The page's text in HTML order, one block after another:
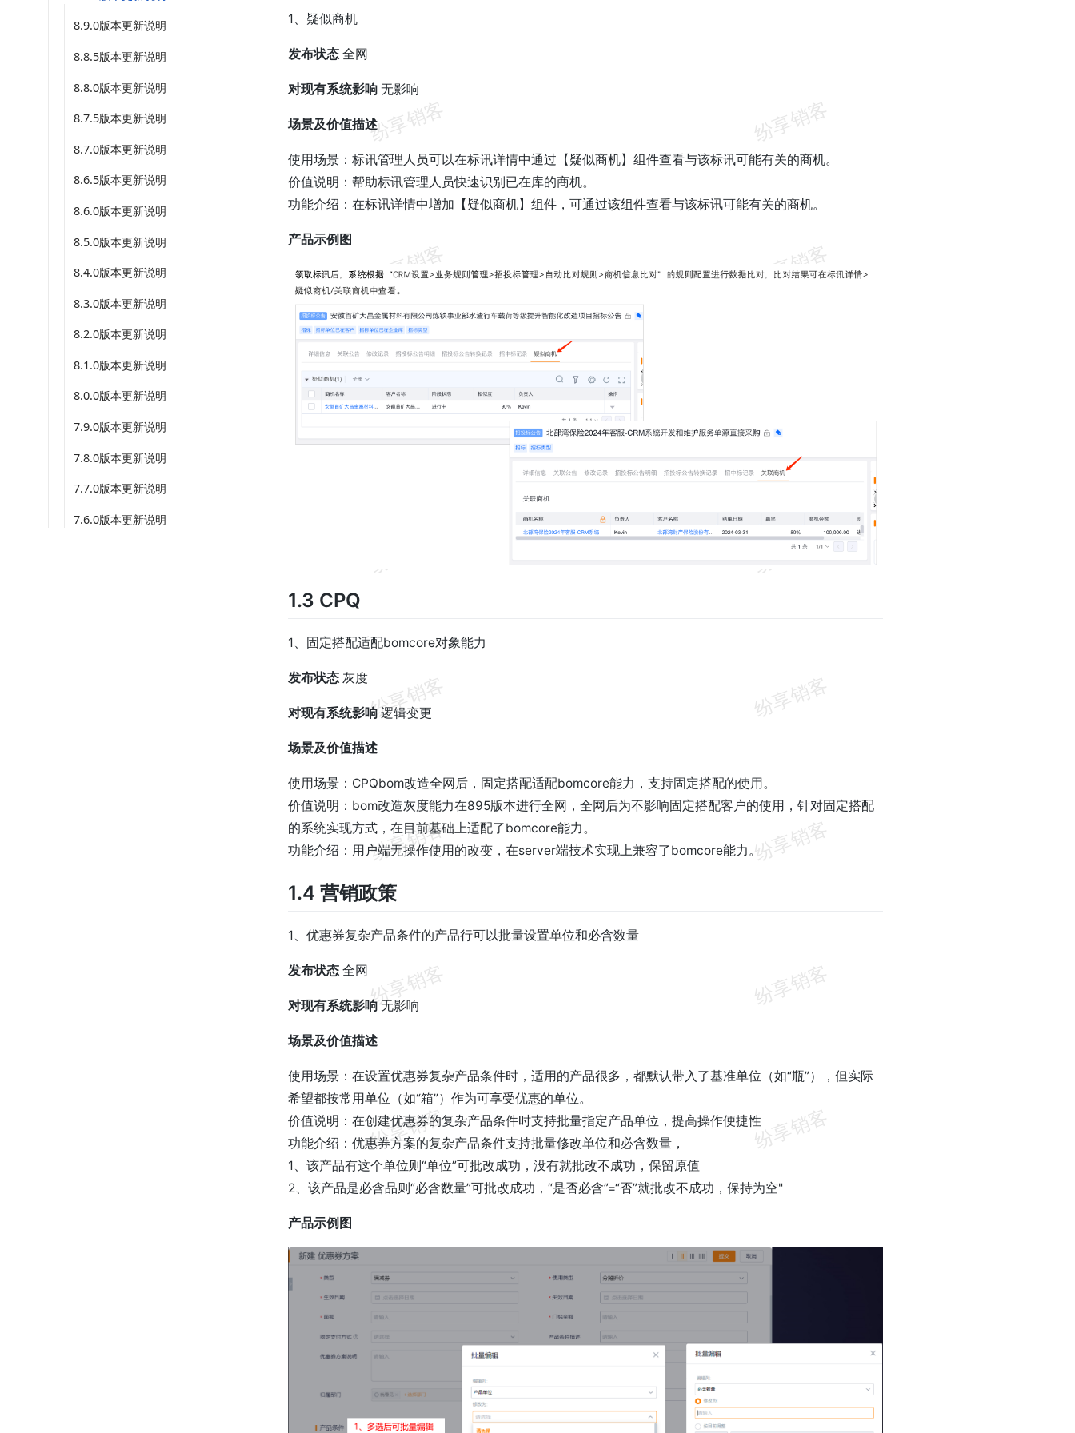
8.9.0版本更新说明
8.8.5版本更新说明
8.8.0版本更新说明
8.7.5版本更新说明
8.7.0版本更新说明
8.6.5版本更新说明
8.6.0版本更新说明
8.5.0版本更新说明
8.4.0版本更新说明
8.3.0版本更新说明
8.2.0版本更新说明
8.1.0版本更新说明
8.0.0版本更新说明
7.9.0版本更新说明
7.8.0版本更新说明
7.7.0版本更新说明
7.6.0版本更新说明
1、疑似商机
发布状态 全网
对现有系统影响 无影响
场景及价值描述
使用场景：标讯管理人员可以在标讯详情中通过【疑似商机】组件查看与该标讯可能有关的商机。
价值说明：帮助标讯管理人员快速识别已在库的商机。
功能介绍：在标讯详情中增加【疑似商机】组件，可通过该组件查看与该标讯可能有关的商机。
产品示例图
1.3 CPQ
1、固定搭配适配bomcore对象能力
发布状态 灰度
对现有系统影响逻辑变更
场景及价值描述
使用场景：CPQbom改造全网后，固定搭配适配bomcore能力，支持固定搭配的使用。
价值说明：bom改造灰度能力在895版本进行全网，全网后为不影响固定搭配客户的使用，针对固定搭配
的系统实现方式，在目前基础上适配了bomcore能力。
功能介绍：用户端无操作使用的改变，在server端技术实现上兼容了bomcore能力。
1.4 营销政策
1、优惠券复杂产品条件的产品行可以批量设置单位和必含数量
发布状态 全网
对现有系统影响无影响
场景及价值描述
使用场景：在设置优惠券复杂产品条件时，适用的产品很多，都默认带入了基准单位（如“瓶”），但实际
希望都按常用单位（如“箱”）作为可享受优惠的单位。
价值说明：在创建优惠券的复杂产品条件时支持批量指定产品单位，提高操作便捷性
功能介绍：优惠券方案的复杂产品条件支持批量修改单位和必含数量，
1、该产品有这个单位则“单位”可批改成功，没有就批改不成功，保留原值
2、该产品是必含品则“必含数量”可批改成功，“是否必含”=“否”就批改不成功，保持为空"
产品示例图